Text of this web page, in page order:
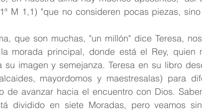
M 1,1) "que no consideren pocas piezas,
que son muchas, "un millón" dice Teresa,
morada principal, donde está el Rey, quien
imagen y semejanza. Teresa en su libro
mayordomos y maestresalas) para
de avanzar hacia el encuentro con Dios.
dividido en siete Moradas, pero veamos